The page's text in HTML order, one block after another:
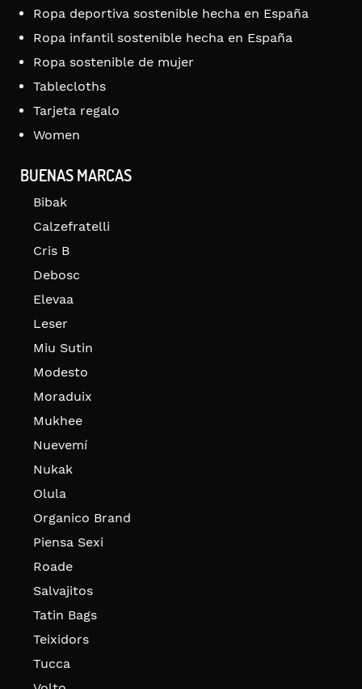
Ropa deportiva sostenible hecha en España
Ropa infantil sostenible hecha en España
Ropa sostenible de mujer
Tablecloths
Tarjeta regalo
Women
BUENAS MARCAS
Bibak
Calzefratelli
Cris B
Debosc
Elevaa
Leser
Miu Sutin
Modesto
Moraduix
Mukhee
Nuevemí
Nukak
Olula
Organico Brand
Piensa Sexi
Roade
Salvajitos
Tatin Bags
Teixidors
Tucca